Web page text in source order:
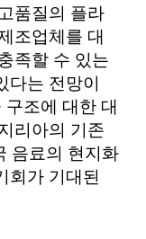
품질의 플라
조업체를 대
족할 수 있는
다는 전망이
조에 대한 대
리아의 기존
음료의 현지화
회가 기대된